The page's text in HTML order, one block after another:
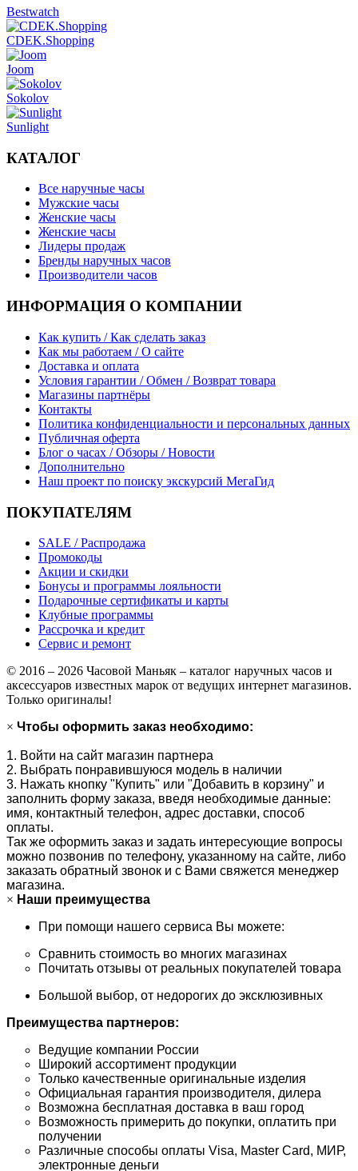
Bestwatch
CDEK.Shopping
Joom
Sokolov
Sunlight
КАТАЛОГ
Все наручные часы
Мужские часы
Женские часы
Женские часы
Лидеры продаж
Бренды наручных часов
Производители часов
ИНФОРМАЦИЯ О КОМПАНИИ
Как купить / Как сделать заказ
Как мы работаем / О сайте
Доставка и оплата
Условия гарантии / Обмен / Возврат товара
Магазины партнёры
Контакты
Политика конфиденциальности и персональных данных
Публичная оферта
Блог о часах / Обзоры / Новости
Дополнительно
Наш проект по поиску экскурсий МегаГид
ПОКУПАТЕЛЯМ
SALE / Распродажа
Промокоды
Акции и скидки
Бонусы и программы лояльности
Подарочные сертификаты и карты
Клубные программы
Рассрочка и кредит
Сервис и ремонт
© 2016 – 2026 Часовой Маньяк – каталог наручных часов и
аксессуаров известных марок от ведущих интернет магазинов.
Только оригиналы!
× Чтобы оформить заказ необходимо:
1. Войти на сайт магазин партнера
2. Выбрать понравившуюся модель в наличии
3. Нажать кнопку "Купить" или "Добавить в корзину" и
заполнить форму заказа, введя необходимые данные:
имя, контактный телефон, адрес доставки, способ
оплаты.
Так же оформить заказ и задать интересующие вопросы
можно позвонив по телефону, указанному на сайте, либо
заказать обратный звонок и с Вами свяжется менеджер
магазина.
× Наши преимущества
При помощи нашего сервиса Вы можете:
Сравнить стоимость во многих магазинах
Почитать отзывы от реальных покупателей товара
Большой выбор, от недорогих до эксклюзивных
Преимущества партнеров:
Ведущие компании России
Широкий ассортимент продукции
Только качественные оригинальные изделия
Официальная гарантия производителя, дилера
Возможна бесплатная доставка в ваш город
Возможность примерить до покупки, оплатить при
получении
Различные способы оплаты Visa, Master Card, МИР,
электронные деньги